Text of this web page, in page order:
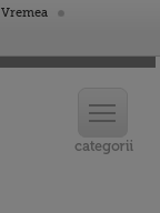
Vremea